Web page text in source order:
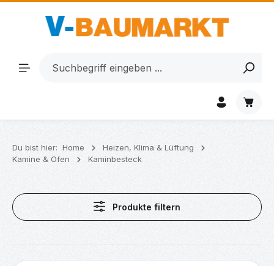
Zum Hauptinhalt springen
Du bist hier: Home
Heizen, Klima & Lüftung
Kamine & Öfen
Kaminbesteck
Produkte filtern